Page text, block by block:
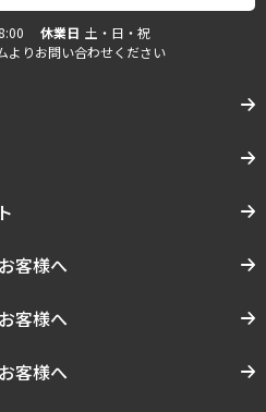
休業日 土・日・祝
よりお問い合わせください
客様へ
客様へ
客様へ